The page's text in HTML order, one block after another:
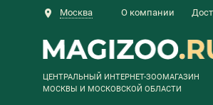
Москва О компании
ЦЕНТРАЛЬНЫЙ ИНТЕРНЕТ-ЗООМАГАЗИН
МОСКВЫ И МОСКОВСКОЙ ОБЛАСТИ